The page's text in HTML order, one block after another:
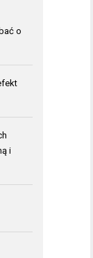
o
i